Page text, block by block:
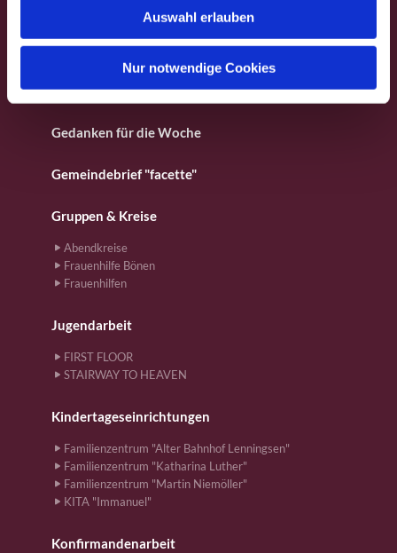
Auswahl erlauben
Nur notwendige Cookies
Für Kinder
Gebete
Gedanken für die Woche
Gemeindebrief "facette"
Gruppen & Kreise
Abendkreise
Frauenhilfe Bönen
Frauenhilfen
Jugendarbeit
FIRST FLOOR
STAIRWAY TO HEAVEN
Kindertageseinrichtungen
Familienzentrum "Alter Bahnhof Lenningsen"
Familienzentrum "Katharina Luther"
Familienzentrum "Martin Niemöller"
KITA "Immanuel"
Konfirmandenarbeit